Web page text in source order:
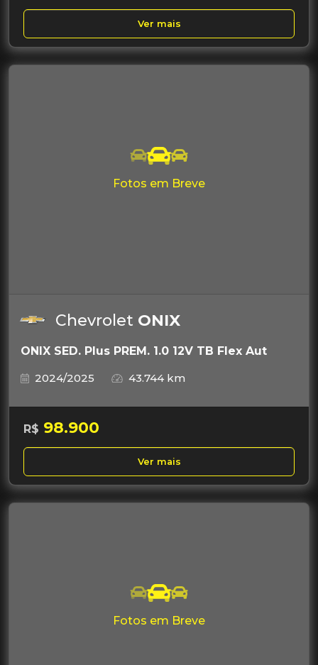
Ver mais
Fotos em Breve
Chevrolet ONIX
ONIX SED. Plus PREM. 1.0 12V TB Flex Aut
2024/2025
43.744 km
R$ 98.900
Ver mais
Fotos em Breve